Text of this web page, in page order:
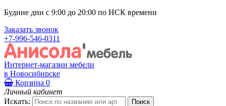
Будние дни с 9:00 до 20:00 по НСК времени
Заказать звонок
+7-996-546-0311
Интернет-магазин мебели
в Новосибирске
Корзина 0
Личный кабинет
Искать: